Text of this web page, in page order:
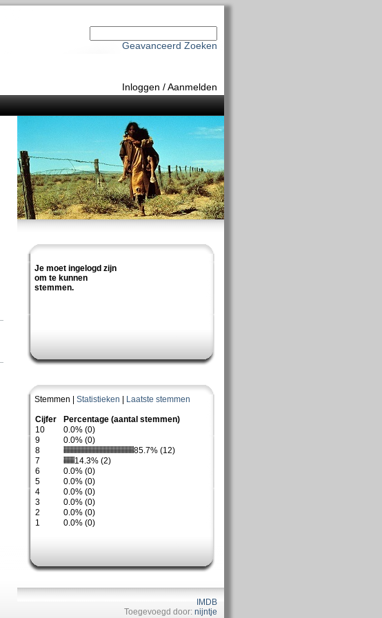
Geavanceerd Zoeken
Inloggen /Aanmelden
Je moet ingelogd zijn
om te kunnen
stemmen.
Stemmen | Statistieken Laatste stemmen
Cijfer
Percentage (aantal stemmen)
10
0.0% (0)
9
0.0% (0)
8
85.7% (12)
7
14.3% (2)
6
0.0% (0)
5
0.0% (0)
4
0.0% (0)
3
0.0% (0)
2
0.0% (0)
1
0.0% (0)
IMDB
Toegevoegd door: nijntje